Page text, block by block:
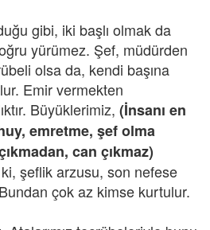
gibi, iki başlı olmak da
yürümez. Şef, müdürden
olsa da, kendi başına
Emir vermekten
Büyüklerimiz, (İnsanı en
emretme, şef olma
can çıkmaz)
şeflik arzusu, son nefese
çok az kimse kurtulur.